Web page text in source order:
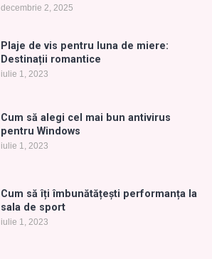
decembrie 2, 2025
Plaje de vis pentru luna de miere:
Destinații romantice
iulie 1, 2023
Cum să alegi cel mai bun antivirus
pentru Windows
iulie 1, 2023
Cum să îți îmbunătățești performanța la
sala de sport
iulie 1, 2023